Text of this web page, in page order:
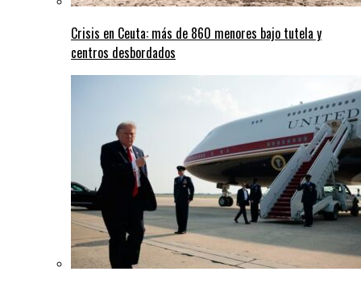
Crisis en Ceuta: más de 860 menores bajo tutela y
centros desbordados